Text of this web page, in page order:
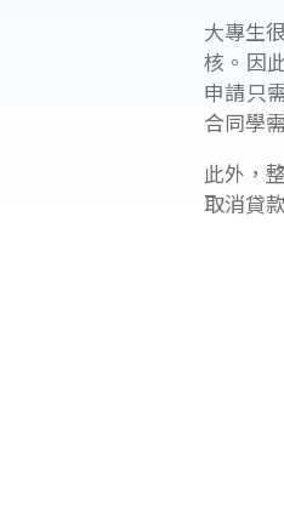
大專生
核。因
申請只
合同學
此外，
取消貸